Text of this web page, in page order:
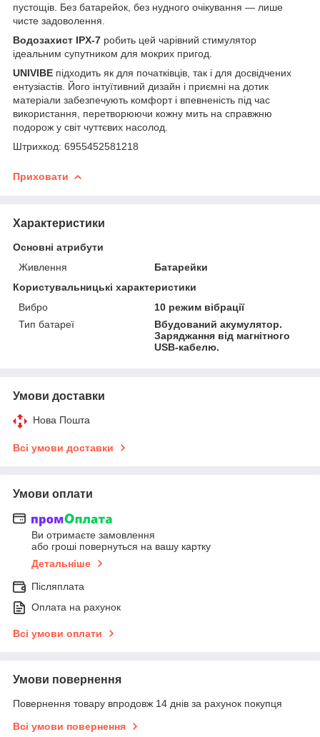
пустощів. Без батарейок, без нудного очікування — лише
чисте задоволення.
Водозахист IPX-7 робить цей чарівний стимулятор
ідеальним супутником для мокрих пригод.
UNIVIBE підходить як для початківців, так і для досвідчених
ентузіастів. Його інтуїтивний дизайн і приємні на дотик
матеріали забезпечують комфорт і впевненість під час
використання, перетворюючи кожну мить на справжню
подорож у світ чуттєвих насолод.
Штрихкод: 6955452581218
Приховати
Характеристики
Основні атрибути
Живлення
Батарейки
Користувальницькі характеристики
Вибро
10 режим вібрації
Тип батареї
Вбудований акумулятор.
Заряджання від магнітного
USB-кабелю.
Умови доставки
Нова Пошта
Всі умови доставки
Умови оплати
Ви отримаєте замовлення
або гроші повернуться на вашу картку
Детальніше
Післяплата
Оплата на рахунок
Всі умови оплати
Умови повернення
Повернення товару впродовж 14 днів за рахунок покупця
Всі умови повернення